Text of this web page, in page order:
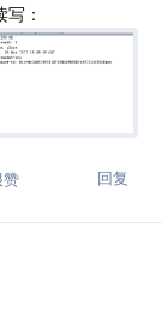
：
回复
赞